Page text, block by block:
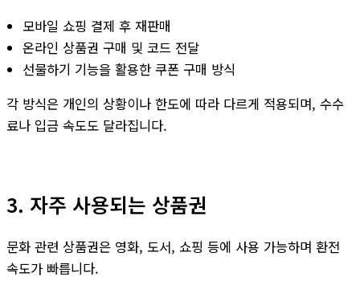
모바일 쇼핑 결제 후 재판매
온라인 상품권 구매 및 코드 전달
선물하기 기능을 활용한 쿠폰 구매 방식
각 방식은 개인의 상황이나 한도에 따라 다르게 적용되며, 수수
료나 입금 속도도 달라집니다.
3. 자주 사용되는 상품권
문화 관련 상품권은 영화, 도서, 쇼핑 등에 사용 가능하며 환전
속도가 빠릅니다.